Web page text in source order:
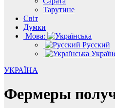
Тарутине
Світ
Думки
Мова:
Русский
УКРАЇНА
Фермеры